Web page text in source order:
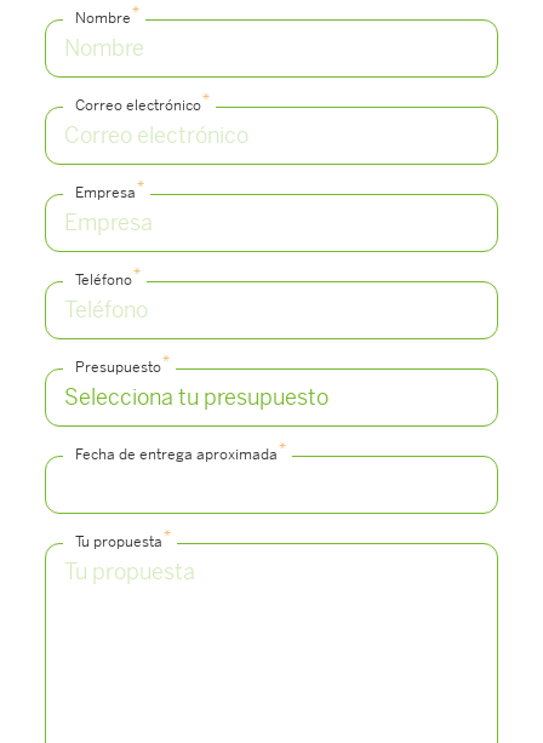
Nombre*
Correo electrónico*
Empresa*
Teléfono*
Presupuesto*
Fecha de entrega aproximada*
Tu propuesta*